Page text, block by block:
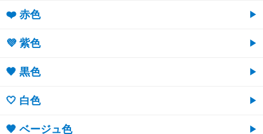
❤️ 赤色
💜 紫色
🖤 黒色
🤍 白色
🤎 ベージュ色